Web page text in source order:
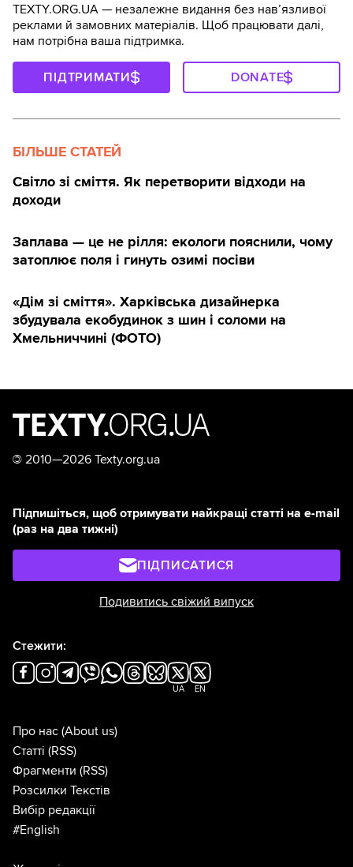
TEXTY.ORG.UA — незалежне видання без навʼязливої
реклами й замовних матеріалів. Щоб працювати далі,
нам потрібна ваша підтримка.
ПІДТРИМАТИ DONATE
БІЛЬШЕ СТАТЕЙ
Світло зі сміття. Як перетворити відходи на
доходи
Заплава — це не рілля: екологи пояснили, чому
затоплює поля і гинуть озимі посіви
«Дім зі сміття». Харківська дизайнерка
збудувала екобудинок з шин і соломи на
Хмельниччині (ФОТО)
© 2010—2026 Texty.org.ua
Підпишіться, щоб отримувати найкращі статті на e-mail
(раз на два тижні)
ПІДПИСАТИСЯ
Подивитись свіжий випуск
Стежити:
UA EN
Про нас (About us)
Статті (RSS)
Фрагменти (RSS)
Розсилки Текстів
Вибір редакції
#English